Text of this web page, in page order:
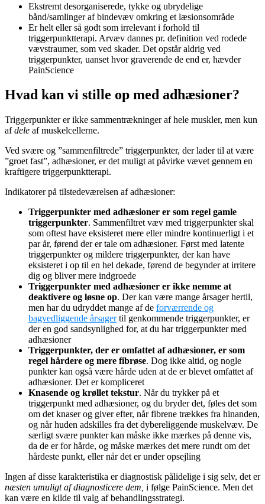
Ekstremt desorganiserede, tykke og ubrydelige
bånd/samlinger af bindevæv omkring et læsionsområde
Er helt eller så godt som irrelevant i forhold til
triggerpunktterapi. Arvæv dannes pr. definition ved rodede
vævstraumer, som ved skader. Det opstår aldrig ved
triggerpunkter, uanset hvor graverende de end er, hævder
PainScience
Hvad kan vi stille op med adhæsioner?
Triggerpunkter er ikke sammentrækninger af hele muskler, men kun
afdele af muskelcellerne.
Ved svære og ”sammenfiltrede” triggerpunkter, der lader til at være
”groet fast”, adhæsioner, er det muligt at påvirke vævet gennem en
kraftigere triggerpunktterapi.
Indikatorer på tilstedeværelsen af adhæsioner:
Triggerpunkter med adhæsioner er som regel gamle
triggerpunkter. Sammenfiltret væv med triggerpunkter skal
som oftest have eksisteret mere eller mindre kontinuerligt i et
par år, førend der er tale om adhæsioner. Først med latente
triggerpunkter og mildere triggerpunkter, der kan have
eksisteret i op til en hel dekade, førend de begynder at irritere
dig og bliver mere indgroede
Triggerpunkter med adhæsioner er ikke nemme at
deaktivere og løsne op. Der kan være mange årsager hertil,
men har du udryddet mange af de forværrende og
bagvedliggende årsagertil genkommende triggerpunkter, er
der en god sandsynlighed for, at du har triggerpunkter med
adhæsioner
Triggerpunkter, der er omfattet af adhæsioner, er som
regel hårdere og mere fibrøse. Dog ikke altid, og nogle
punkter kan også være hårde uden at de er blevet omfattet af
adhæsioner. Det er kompliceret
Knasende og krøllet tekstur. Når du trykker på et
triggerpunkt med adhæsioner, og du bryder det, føles det som
om det knaser og giver efter, når fibrene trækkes fra hinanden,
og når huden adskilles fra det dybereliggende muskelvæv. De
særligt svære punkter kan måske ikke mærkes på denne vis,
da de er for hårde, og måske mærkes det mere rundt om det
hårdeste punkt, eller når det er under opsejling
Ingen af disse karakteristika er diagnostisk pålidelige i sig selv, det er
næsten umuligt af diagnosticere dem, i følge PainScience. Men det
kan være en kilde til valg af behandlingsstrategi.